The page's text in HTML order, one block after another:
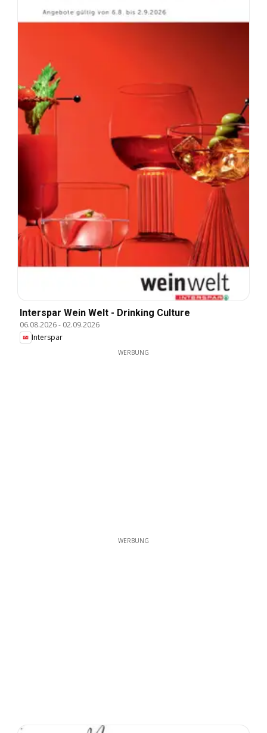
Interspar Wein Welt - Drinking Culture
06.08.2026- 02.09.2026
Interspar
WERBUNG
WERBUNG